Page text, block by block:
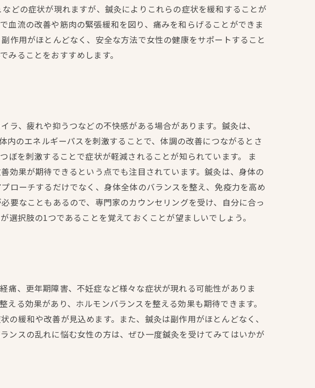
どの症状が現れますが、鍼灸によりこれらの症状を緩和することが
血流の改善や筋肉の緊張緩和を図り、痛みを和らげることができま
作用がほとんどなく、安全な方法で女性の健康をサポートすること
ることをおすすめします。
、疲れや抑うつなどの不快感がある場合があります。鍼灸は、
のエネルギーパスを刺激することで、体調の改善につながるとさ
ぼを刺激することで症状が軽減されることが知られています。 ま
効果が期待できるという点でも注目されています。鍼灸は、身体の
ローチするだけでなく、身体全体のバランスを整え、免疫力を高め
要なこともあるので、専門家のカウンセリングを受け、自分に合っ
択肢の1つであることを覚えておくことが望ましいでしょう。
痛、更年期障害、不妊症など様々な症状が現れる可能性がありま
る効果があり、ホルモンバランスを整える効果も期待できます。
緩和や改善が見込めます。また、鍼灸は副作用がほとんどなく、
ンスの乱れに悩む女性の方は、ぜひ一度鍼灸を受けてみてはいかが